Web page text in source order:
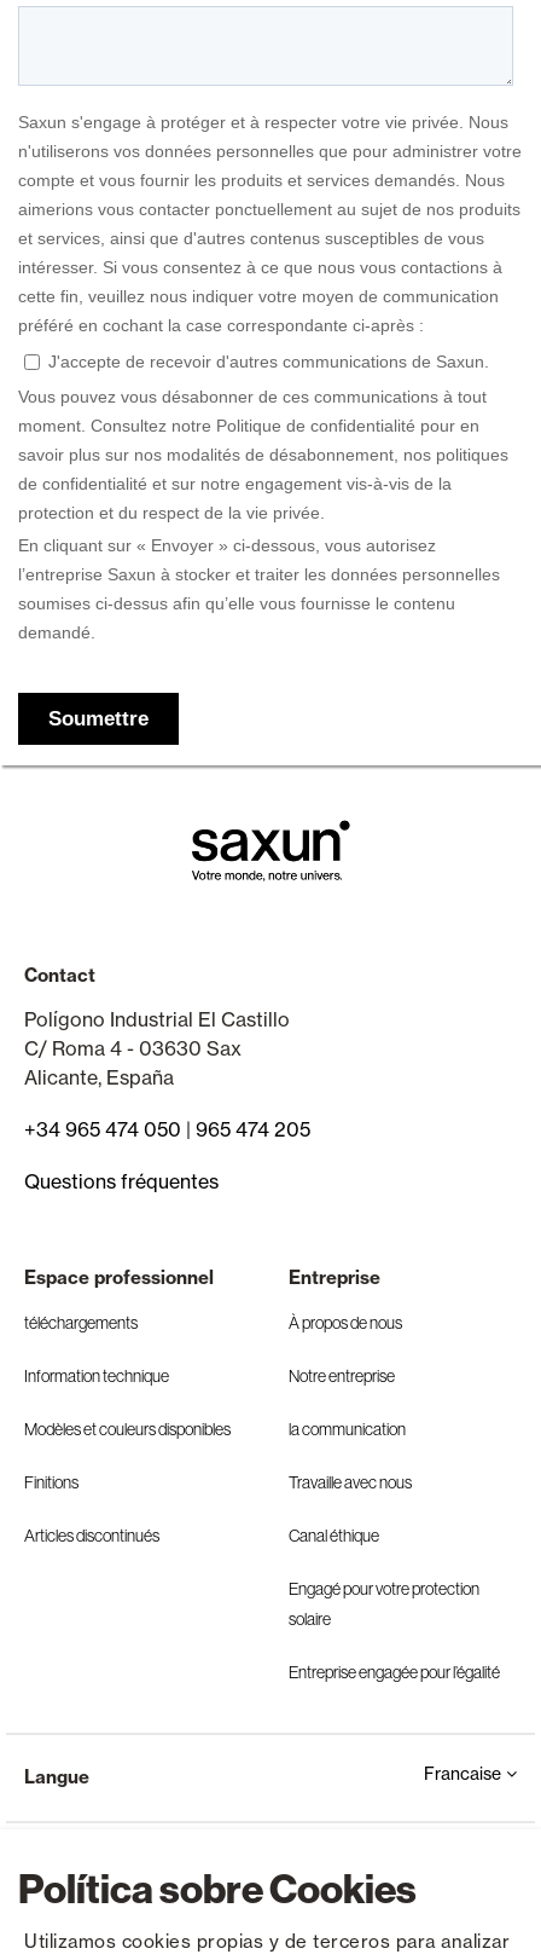
Política sobre Cookies
Utilizamos cookies propias y de terceros para analizar
Contact
Polígono Industrial El Castillo
C/ Roma 4 - 03630 Sax
Alicante, España
+34 965 474 050 | 965 474 205
Questions fréquentes
Espace professionnel
téléchargements
Information technique
Modèles et couleurs disponibles
Finitions
Articles discontinués
Entreprise
À propos de nous
Notre entreprise
la communication
Travaille avec nous
Canal éthique
Engagé pour votre protection
solaire
Entreprise engagée pour l’égalité
Langue Francaise